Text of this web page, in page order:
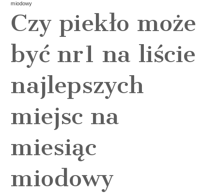
miodowy
Czy piekło może
być nr1 na liście
najlepszych
miejsc na
miesiąc
miodowy